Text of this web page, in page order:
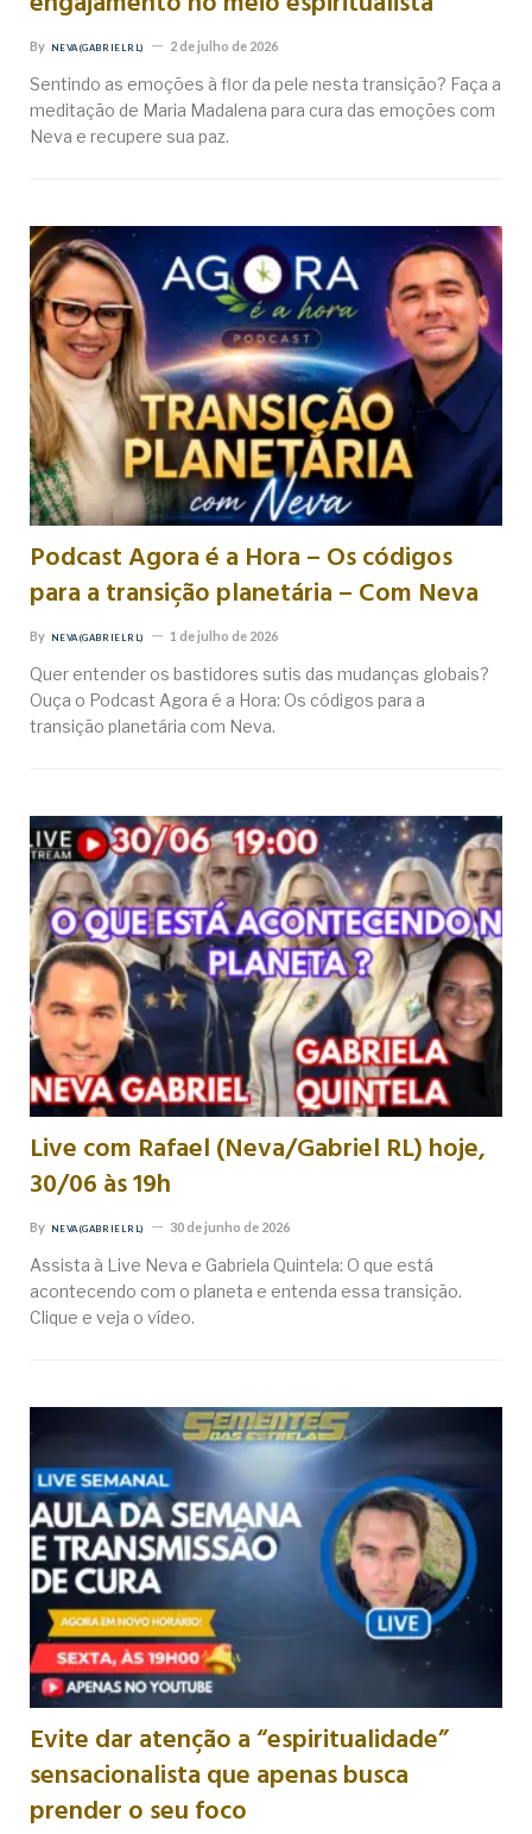
By NEVA (GABRIEL RL) 2 de julho de 2026
Sentindo as emoções à flor da pele nesta transição? Faça a
meditação de Maria Madalena para cura das emoções com
Neva e recupere sua paz.
Podcast Agora é a Hora – Os códigos
para a transição planetária – Com Neva
By NEVA (GABRIEL RL) 1 de julho de 2026
Quer entender os bastidores sutis das mudanças globais?
Ouça o Podcast Agora é a Hora: Os códigos para a
transição planetária com Neva.
Live com Rafael (Neva/Gabriel RL) hoje,
30/06 às 19h
By NEVA (GABRIEL RL) 30 de junho de 2026
Assista à Live Neva e Gabriela Quintela: O que está
acontecendo com o planeta e entenda essa transição.
Clique e veja o vídeo.
Evite dar atenção a “espiritualidade”
sensacionalista que apenas busca
prender o seu foco